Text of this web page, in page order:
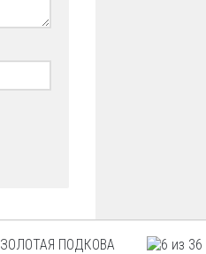
ЗОЛОТАЯ ПОДКОВА